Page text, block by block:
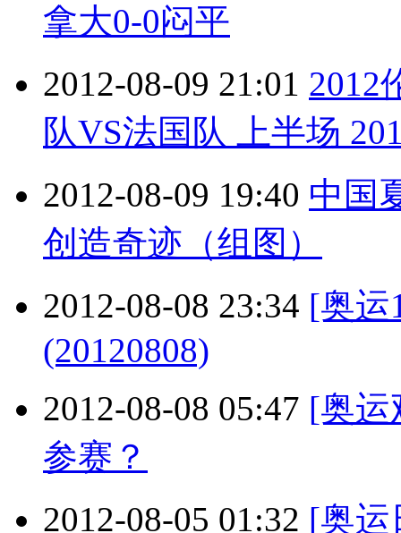
拿大0-0闷平
2012-08-09 21:01 2012
队VS法国队 上半场
2012-08-09 19:40 中国
创造奇迹（组图）
2012-08-08 23:34 [奥运
(20120808)
2012-08-08 05:47 [奥运
参赛？
2012-08-05 01:32 [奥运